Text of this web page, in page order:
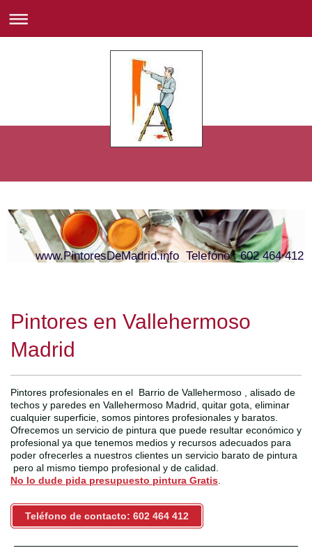
www.PintoresDeMadrid.info Telefóno : 602 464 412
Pintores en Vallehermoso
Madrid
Pintores profesionales en el Barrio de Vallehermoso , alisado de
techos y paredes en Vallehermoso Madrid, quitar gota, eliminar
cualquier superficie, somos pintores profesionales y baratos.
Ofrecemos un servicio de pintura que puede resultar económico y
profesional ya que tenemos medios y recursos adecuados para
poder ofrecerles a nuestros clientes un servicio barato de pintura
pero al mismo tiempo profesional y de calidad.
No lo dude pida presupuesto pintura Gratis.
Teléfono de contacto: 602 464 412